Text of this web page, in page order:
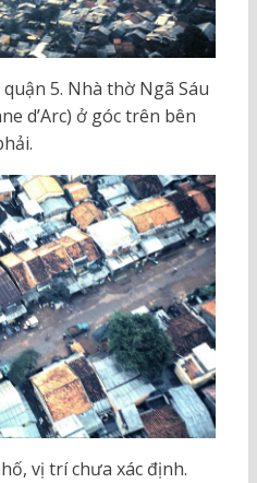
5. Nhà thờ Ngã Sáu
d’Arc) ở góc trên bên
vị trí chưa xác định.